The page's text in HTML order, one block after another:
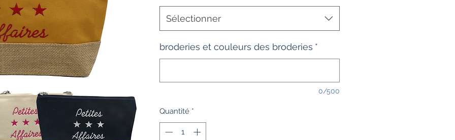
Sélectionner
broderies et couleurs des broderies *
0/500
Quantité *